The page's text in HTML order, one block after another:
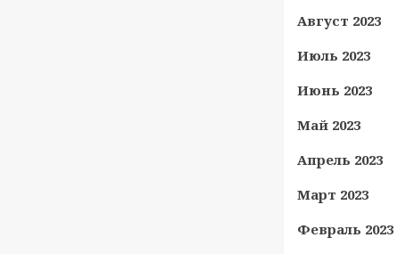
Август 2023
Июль 2023
Июнь 2023
Май 2023
Апрель 2023
Март 2023
Февраль 2023